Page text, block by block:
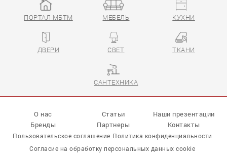
ПОРТАЛ МБТМ МЕБЕЛЬ КУХНИ
ДВЕРИ СВЕТ ТКАНИ
САНТЕХНИКА
О нас Статьи
Наши презентации
Бренды
Партнеры Контакты
Пользовательское соглашение Политика конфиденциальности
Согласие на обработку персональных данных cookie